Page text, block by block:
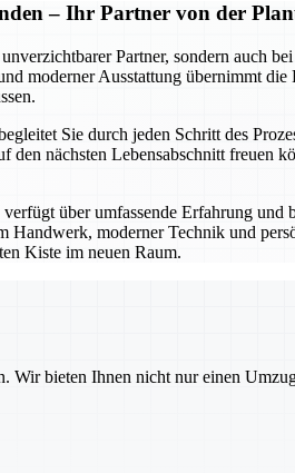
– Ihr Partner von der
Partner, sondern auch
moderner Ausstattung übernimmt
Sie durch jeden Schritt des
den nächsten Lebensabschnitt
über umfassende Erfahrung
moderner Technik und
Kiste im neuen Raum.
bieten Ihnen nicht nur einen